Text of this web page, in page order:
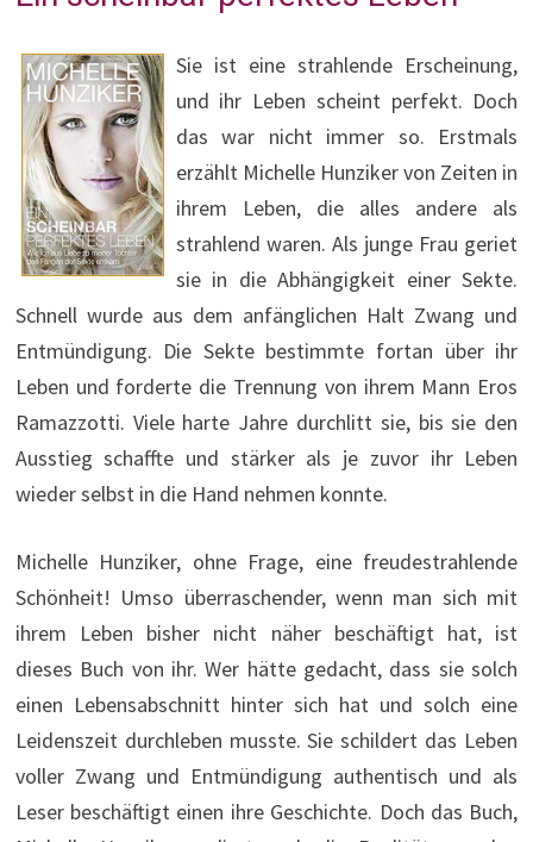
Sie ist eine strahlende Erscheinung,
und ihr Leben scheint perfekt. Doch
das war nicht immer so. Erstmals
erzählt Michelle Hunziker von Zeiten in
ihrem Leben, die alles andere als
strahlend waren. Als junge Frau geriet
sie in die Abhängigkeit einer Sekte.
Schnell wurde aus dem anfänglichen Halt Zwang und
Entmündigung. Die Sekte bestimmte fortan über ihr
Leben und forderte die Trennung von ihrem Mann Eros
Ramazzotti. Viele harte Jahre durchlitt sie, bis sie den
Ausstieg schaffte und stärker als je zuvor ihr Leben
wieder selbst in die Hand nehmen konnte.
Michelle Hunziker, ohne Frage, eine freudestrahlende
Schönheit! Umso überraschender, wenn man sich mit
ihrem Leben bisher nicht näher beschäftigt hat, ist
dieses Buch von ihr. Wer hätte gedacht, dass sie solch
einen Lebensabschnitt hinter sich hat und solch eine
Leidenszeit durchleben musste. Sie schildert das Leben
voller Zwang und Entmündigung authentisch und als
Leser beschäftigt einen ihre Geschichte. Doch das Buch,